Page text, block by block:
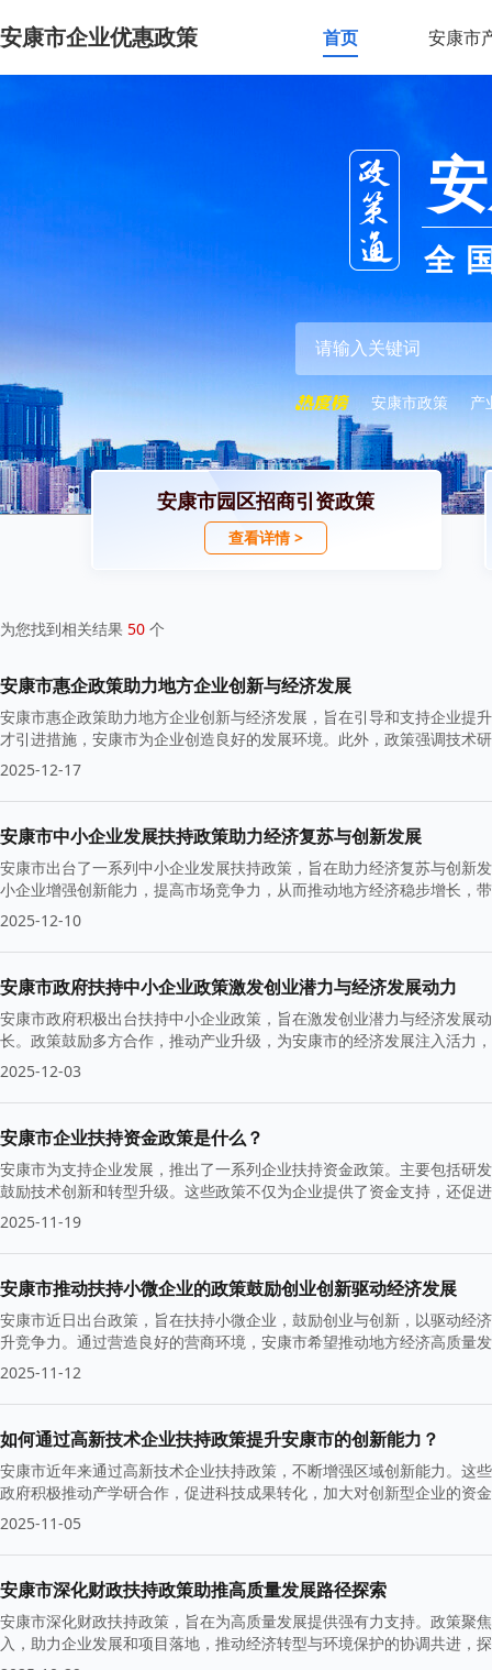
安康市企业优惠政策 首页 安康市
全
安康市政策 产
安康市园区招商引资政策
查看详情 >
为您找到相关结果 50 个
安康市惠企政策助力地方企业创新与经济发展
安康市惠企政策助力地方企业创新与经济发展，旨在引导和支持企业提
才引进措施，安康市为企业创造良好的发展环境。此外，政策强调技术
2025-12-17
安康市中小企业发展扶持政策助力经济复苏与创新发展
安康市出台了一系列中小企业发展扶持政策，旨在助力经济复苏与创新
小企业增强创新能力，提高市场竞争力，从而推动地方经济稳步增长，
2025-12-10
安康市政府扶持中小企业政策激发创业潜力与经济发展动力
安康市政府积极出台扶持中小企业政策，旨在激发创业潜力与经济发展
长。政策鼓励多方合作，推动产业升级，为安康市的经济发展注入活力
2025-12-03
安康市企业扶持资金政策是什么？
安康市为支持企业发展，推出了一系列企业扶持资金政策。主要包括研
鼓励技术创新和转型升级。这些政策不仅为企业提供了资金支持，还促
好的营商环境。
2025-11-19
安康市推动扶持小微企业的政策鼓励创业创新驱动经济发展
安康市近日出台政策，旨在扶持小微企业，鼓励创业与创新，以驱动经
升竞争力。通过营造良好的营商环境，安康市希望推动地方经济高质量
2025-11-12
如何通过高新技术企业扶持政策提升安康市的创新能力？
安康市近年来通过高新技术企业扶持政策，不断增强区域创新能力。这
政府积极推动产学研合作，促进科技成果转化，加大对创新型企业的资
面。
2025-11-05
安康市深化财政扶持政策助推高质量发展路径探索
安康市深化财政扶持政策，旨在为高质量发展提供强有力支持。政策聚
入，助力企业发展和项目落地，推动经济转型与环境保护的协调共进，